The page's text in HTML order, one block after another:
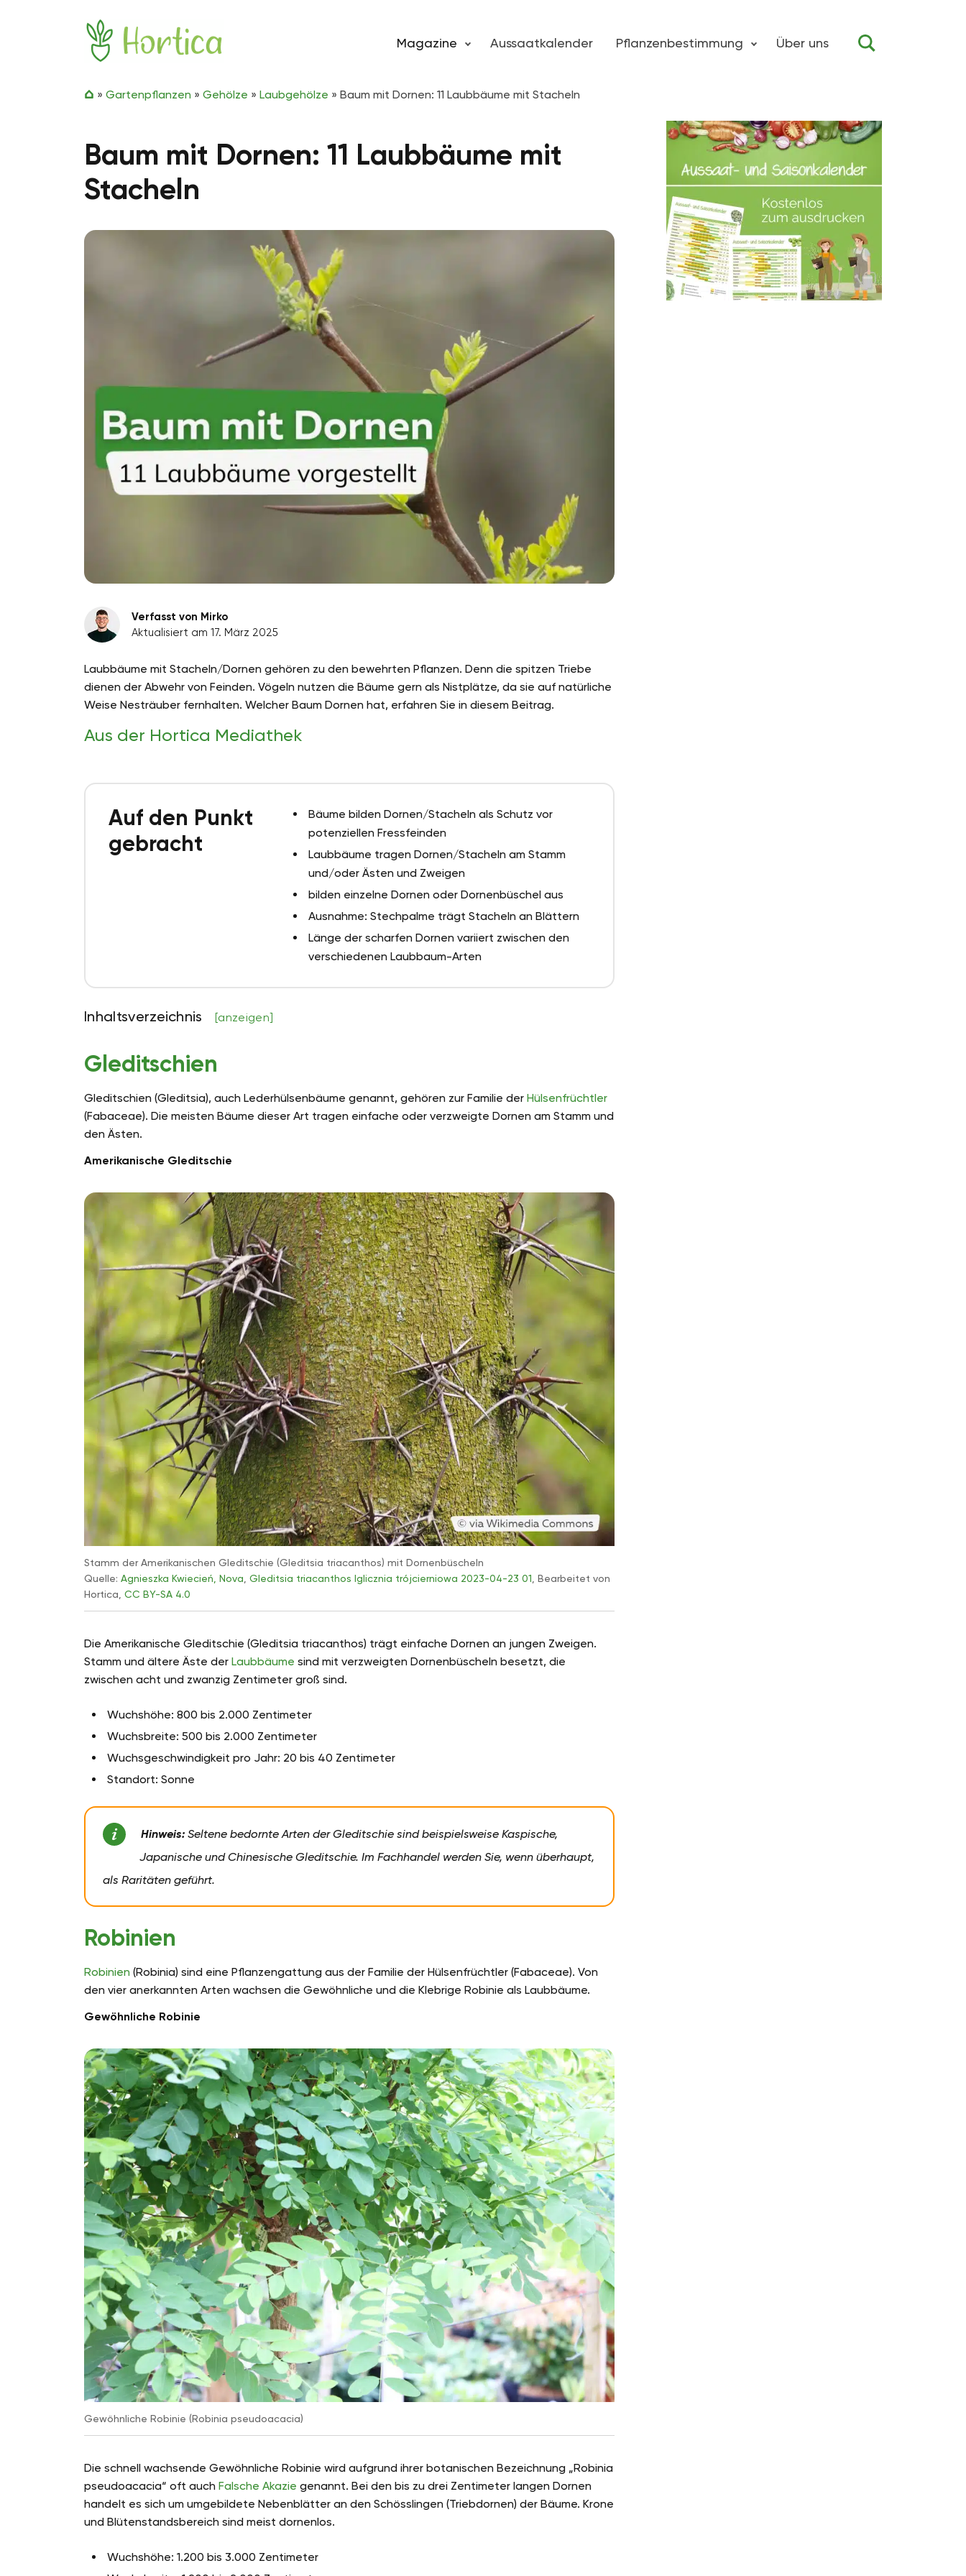
Magazine Aussaatkalender Pflanzenbestimmung Über uns
» Gartenpflanzen » Gehölze » Laubgehölze » Baum mit Dornen: 11 Laubbäume mit Stacheln
Baum mit Dornen: 11 Laubbäume mit
Stacheln
Verfasst von Mirko
Aktualisiert am 17. März 2025
Laubbäume mit Stacheln/Dornen gehören zu den bewehrten Pflanzen. Denn die spitzen Triebe
dienen der Abwehr von Feinden. Vögeln nutzen die Bäume gern als Nistplätze, da sie auf natürliche
Weise Nesträuber fernhalten. Welcher Baum Dornen hat, erfahren Sie in diesem Beitrag.
Aus der Hortica Mediathek
Auf den Punkt
gebracht
Bäume bilden Dornen/Stacheln als Schutz vor
potenziellen Fressfeinden
Laubbäume tragen Dornen/Stacheln am Stamm
und/oder Ästen und Zweigen
bilden einzelne Dornen oder Dornenbüschel aus
Ausnahme: Stechpalme trägt Stacheln an Blättern
Länge der scharfen Dornen variiert zwischen den
verschiedenen Laubbaum-Arten
Inhaltsverzeichnis [anzeigen]
Gleditschien
Gleditschien (Gleditsia), auch Lederhülsenbäume genannt, gehören zur Familie der Hülsenfrüchtler
(Fabaceae). Die meisten Bäume dieser Art tragen einfache oder verzweigte Dornen am Stamm und
den Ästen.
Amerikanische Gleditschie
Stamm der Amerikanischen Gleditschie (Gleditsia triacanthos) mit Dornenbüscheln
Quelle: Agnieszka Kwiecień, Nova, Gleditsia triacanthos Iglicznia trójcierniowa 2023-04-23 01, Bearbeitet von
Hortica, CC BY-SA 4.0
Die Amerikanische Gleditschie (Gleditsia triacanthos) trägt einfache Dornen an jungen Zweigen.
Stamm und ältere Äste der Laubbäume sind mit verzweigten Dornenbüscheln besetzt, die
zwischen acht und zwanzig Zentimeter groß sind.
Wuchshöhe: 800 bis 2.000 Zentimeter
Wuchsbreite: 500 bis 2.000 Zentimeter
Wuchsgeschwindigkeit pro Jahr: 20 bis 40 Zentimeter
Standort: Sonne
Hinweis: Seltene bedornte Arten der Gleditschie sind beispielsweise Kaspische,
Japanische und Chinesische Gleditschie. Im Fachhandel werden Sie, wenn überhaupt,
als Raritäten geführt.
Robinien
Robinien (Robinia) sind eine Pflanzengattung aus der Familie der Hülsenfrüchtler (Fabaceae). Von
den vier anerkannten Arten wachsen die Gewöhnliche und die Klebrige Robinie als Laubbäume.
Gewöhnliche Robinie
Gewöhnliche Robinie (Robinia pseudoacacia)
Die schnell wachsende Gewöhnliche Robinie wird aufgrund ihrer botanischen Bezeichnung „Robinia
pseudoacacia“ oft auch Falsche Akazie genannt. Bei den bis zu drei Zentimeter langen Dornen
handelt es sich um umgebildete Nebenblätter an den Schösslingen (Triebdornen) der Bäume. Krone
und Blütenstandsbereich sind meist dornenlos.
Wuchshöhe: 1.200 bis 3.000 Zentimeter